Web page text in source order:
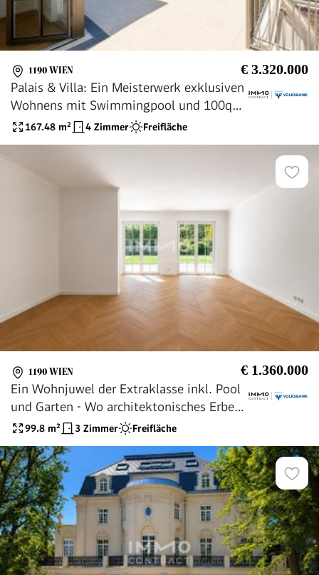
1190 WIEN € 3.320.000
Palais & Villa: Ein Meisterwerk exklusiven
Wohnens mit Swimmingpool und 100qm
Dachterrasse
167.48 m² 4 Zimmer Freifläche
1190 WIEN € 1.360.000
Ein Wohnjuwel der Extraklasse inkl. Pool
und Garten - Wo architektonisches Erbe
auf modernen Luxus trifft
99.8 m² 3 Zimmer Freifläche